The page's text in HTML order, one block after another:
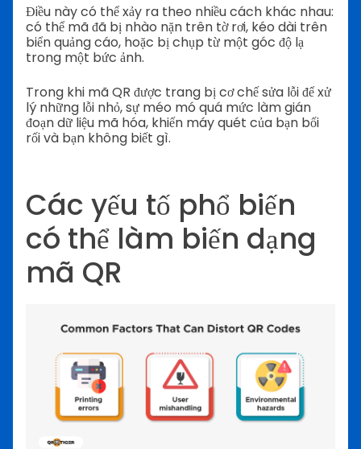
Điều này có thể xảy ra theo nhiều cách khác nhau:
có thể mã đã bị nhào nặn trên tờ rơi, kéo dài trên
biển quảng cáo, hoặc bị chụp từ một góc độ lạ
trong một bức ảnh.
Trong khi mã QR được trang bị cơ chế sửa lỗi để xử
lý những lỗi nhỏ, sự méo mó quá mức làm gián
đoạn dữ liệu mã hóa, khiến máy quét của bạn bối
rối và bạn không biết gì.
Các yếu tố phổ biến
có thể làm biến dạng
mã QR